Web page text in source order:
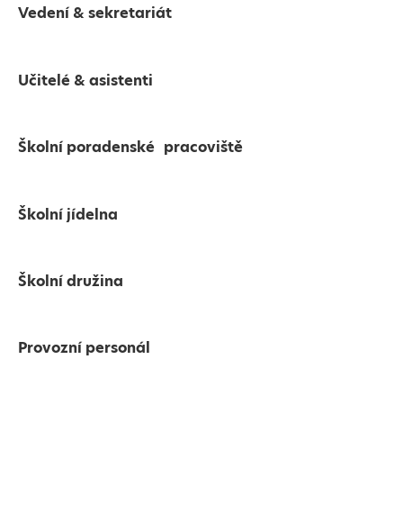
Vedení & sekretariát
Učitelé & asistenti
Školní poradenské pracoviště
Školní jídelna
Školní družina
Provozní personál